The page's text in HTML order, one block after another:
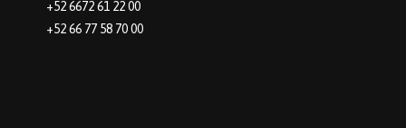
+52 6672 61 22 00
+52 66 77 58 70 00